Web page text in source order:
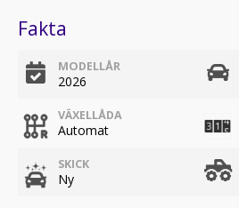
Fakta
MODELLÅR
2026
VÄXELLÅDA
Automat
SKICK
Ny